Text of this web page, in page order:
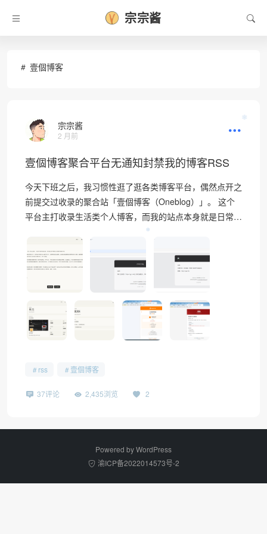
宗宗酱
壹個博客
宗宗酱
2 月前
壹個博客聚合平台无通知封禁我的博客RSS
今天下班之后，我习惯性逛了逛各类博客平台，偶然点开之
前提交过收录的聚合站「壹個博客（Oneblog）」。 这个
平台主打收录生活类个人博客，而我的站点本身就是日常…
rss 壹個博客
37评论 2,435浏览 2
Powered byWordPress
渝ICP备2022014573号-2